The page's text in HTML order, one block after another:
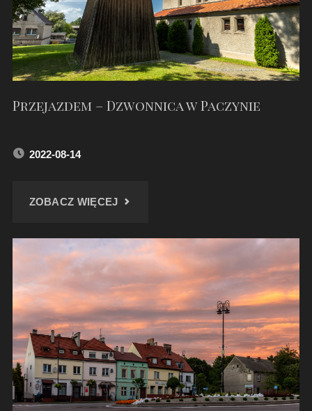
Przejazdem – Dzwonnica w Paczynie
2022-08-14
ZOBACZ WIĘCEJ"PRZEJAZDEM
DZWONNICA
W
PACZYNIE"